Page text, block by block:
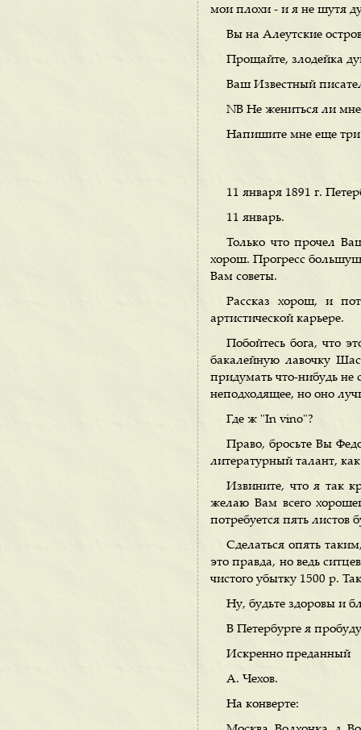
мои плохи - и я не шутя
Вы на Алеутские
Прощайте, злодейка
Ваш Известный
NB Не жениться ли
Напишите мне еще
11 января 1891 г.
11 январь.
Только что прочел
хорош. Прогресс
Вам советы.
Рассказ хорош, и
артистической карьере.
Побойтесь бога, что
бакалейную лавочку
придумать что-нибудь не
неподходящее, но оно
Где ж "In vino"?
Право, бросьте Вы
литературный талант,
Извините, что я так
желаю Вам всего
потребуется пять листов
Сделаться опять
это правда, но ведь
чистого убытку 1500 р.
Ну, будьте здоровы и
В Петербурге я
Искренно преданный
А. Чехов.
На конверте: